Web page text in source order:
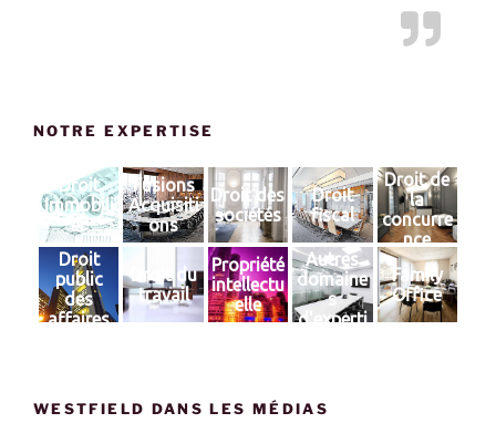
NOTRE EXPERTISE
Droit
Immobili
er
Fusions
Acquisiti
ons
Droit des
sociétés
Droit
fiscal
Droit de
la
concurre
nce
Droit
public
des
affaires
Droit du
travail
Propriété
intellectu
elle
Autres
domaine
s
d'experti
Family
Office
WESTFIELD DANS LES MÉDIAS